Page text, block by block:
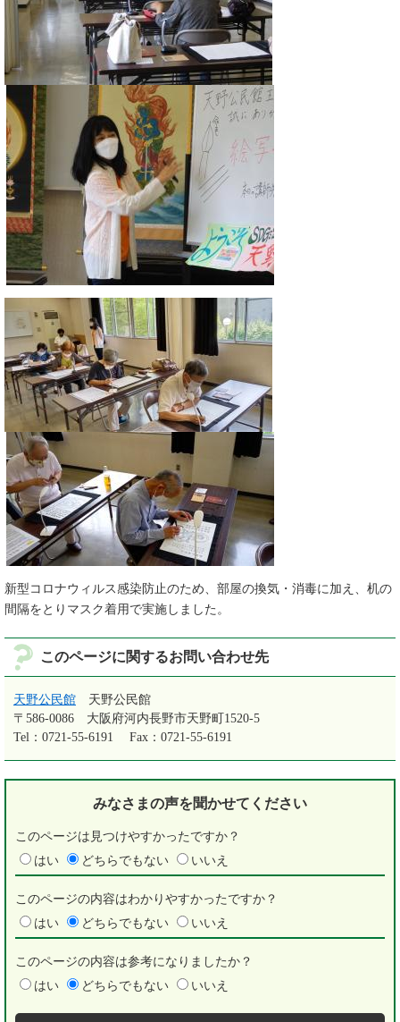
新型コロナウィルス感染防止のため、部屋の換気・消毒に加え、机の
間隔をとりマスク着用で実施しました。
このページに関するお問い合わせ先
天野公民館
天野公民館
〒586-0086
大阪府河内長野市天野町1520-5
Tel：0721-55-6191
Fax：0721-55-6191
みなさまの声を聞かせてください
このページは見つけやすかったですか？
はい
どちらでもない いいえ
このページの内容はわかりやすかったですか？
はい
どちらでもない いいえ
このページの内容は参考になりましたか？
はい
どちらでもない いいえ